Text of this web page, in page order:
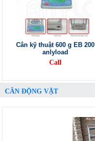
Cân kỹ thuật 600 g EB 200
anlyload
Call
CÂN ĐỘNG VẬT